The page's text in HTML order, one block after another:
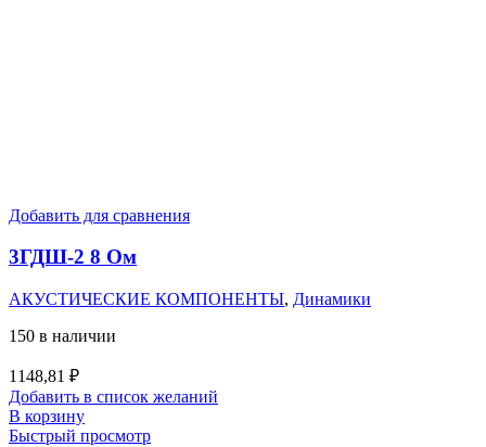
Добавить для сравнения
3ГДШ-2 8 Ом
АКУСТИЧЕСКИЕ КОМПОНЕНТЫ, Динамики
150 в наличии
1148,81 ₽
Добавить в список желаний
В корзину
Быстрый просмотр